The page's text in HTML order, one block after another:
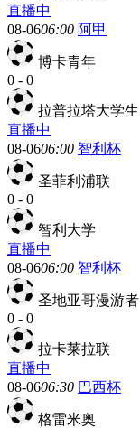
直播中
08-0606:00 阿甲
博卡青年
0 - 0
拉普拉塔大学生
直播中
08-0606:00 智利杯
圣菲利浦联
0 - 0
智利大学
直播中
08-0606:00 智利杯
圣地亚哥漫游者
0 - 0
拉卡莱拉联
直播中
08-0606:30 巴西杯
格雷米奥